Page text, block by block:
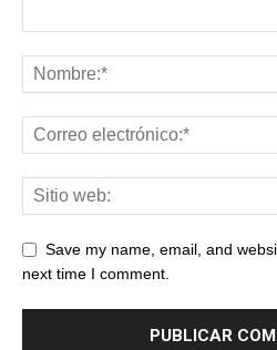
Save my name, email, and
next time I comment.